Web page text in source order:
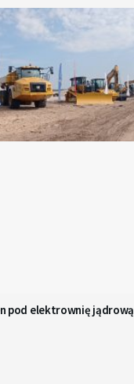
pod elektrownię jądrową